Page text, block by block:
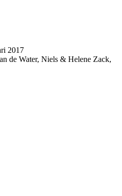
2017
de Water, Niels & Helene Zack,